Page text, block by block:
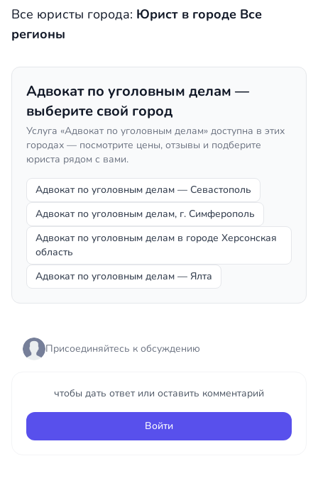
Все юристы города: Юрист в городе Все
регионы
Адвокат по уголовным делам —
выберите свой город
Услуга «Адвокат по уголовным делам» доступна в этих
городах — посмотрите цены, отзывы и подберите
юриста рядом с вами.
Адвокат по уголовным делам — Севастополь
Адвокат по уголовным делам, г. Симферополь
Адвокат по уголовным делам в городе Херсонская
область
Адвокат по уголовным делам — Ялта
Присоединяйтесь к обсуждению
чтобы дать ответ или оставить комментарий
Войти